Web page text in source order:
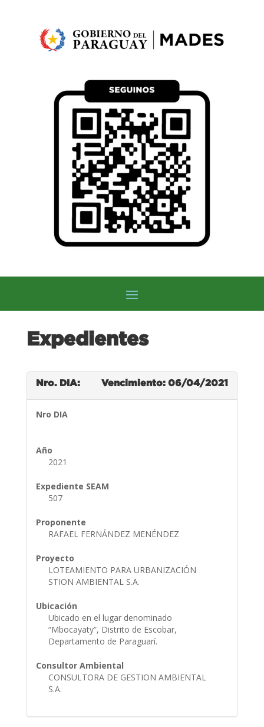
Expedientes
Nro. DIA: Vencimiento: 06/04/2021
Nro DIA
Año
2021
Expediente SEAM
507
Proponente
RAFAEL FERNÁNDEZ MENÉNDEZ
Proyecto
LOTEAMIENTO PARA URBANIZACIÓN
STION AMBIENTAL S.A.
Ubicación
Ubicado en el lugar denominado
“Mbocayaty”, Distrito de Escobar,
Departamento de Paraguarí.
Consultor Ambiental
CONSULTORA DE GESTION AMBIENTAL
S.A.